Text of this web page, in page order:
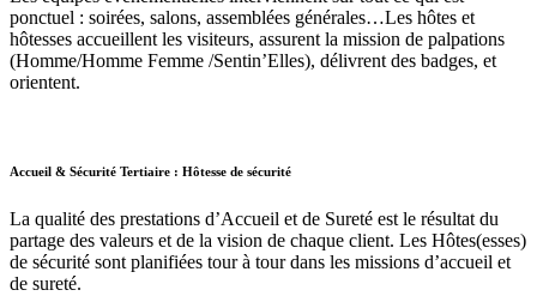
ponctuel : soirées, salons, assemblées générales…Les hôtes et
hôtesses accueillent les visiteurs, assurent la mission de palpations
(Homme/Homme Femme /Sentin’Elles), délivrent des badges, et
orientent.
Accueil & Sécurité Tertiaire : Hôtesse de sécurité
La qualité des prestations d’Accueil et de Sureté est le résultat du
partage des valeurs et de la vision de chaque client. Les Hôtes(esses)
de sécurité sont planifiées tour à tour dans les missions d’accueil et
de sureté.